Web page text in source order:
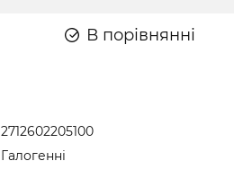
В порівнянні
2712602205100
Галогенні